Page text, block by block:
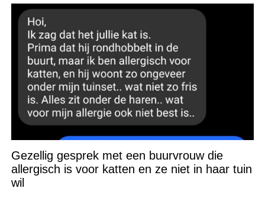
Gezellig gesprek met een buurvrouw die
allergisch is voor katten en ze niet in haar tuin
wil